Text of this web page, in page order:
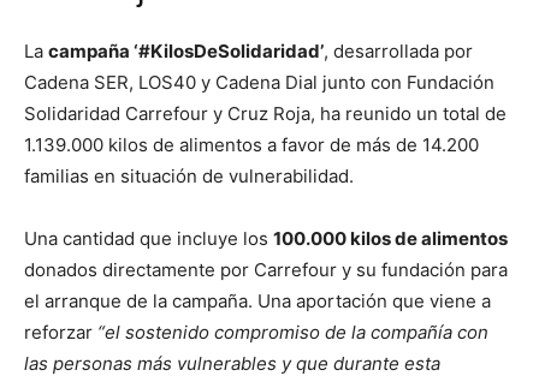
La campaña ‘#KilosDeSolidaridad’, desarrollada por
Cadena SER, LOS40 y Cadena Dial junto con Fundación
Solidaridad Carrefour y Cruz Roja, ha reunido un total de
1.139.000 kilos de alimentos a favor de más de 14.200
familias en situación de vulnerabilidad.
Una cantidad que incluye los 100.000 kilos de alimentos
donados directamente por Carrefour y su fundación para
el arranque de la campaña. Una aportación que viene a
reforzar “el sostenido compromiso de la compañía con
las personas más vulnerables y que durante esta